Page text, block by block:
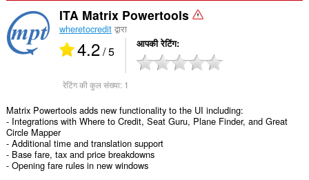
ITA Matrix Powertools
wheretocreditद्वारा
4.2/ 5 आपकी रेटिंग
रेटिंग की कुल संख्या: 1
Matrix Powertools adds new functionality to the UI including:
- Integrations with Where to Credit, Seat Guru, Plane Finder, and Great
Circle Mapper
- Additional time and translation support
- Base fare, tax and price breakdowns
- Opening fare rules in new windows